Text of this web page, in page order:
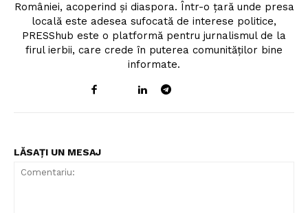
României, acoperind și diaspora. Într-o țară unde presa
locală este adesea sufocată de interese politice,
PRESShub este o platformă pentru jurnalismul de la
firul ierbii, care crede în puterea comunităților bine
informate.
LĂSAȚI UN MESAJ